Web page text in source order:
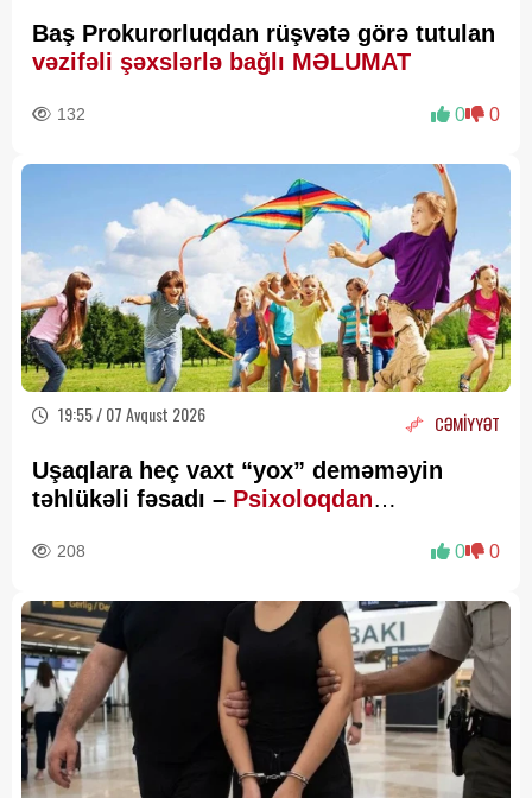
Baş Prokurorluqdan rüşvətə görə tutulan
vəzifəli şəxslərlə bağlı MƏLUMAT
132 0 0
19:55 / 07 Avqust 2026 CƏMİYYƏT
Uşaqlara heç vaxt “yox” deməməyin
təhlükəli fəsadı – Psixoloqdan
208 0 0